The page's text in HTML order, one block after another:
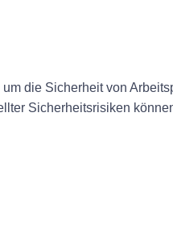
die Sicherheit von
Sicherheitsrisiken